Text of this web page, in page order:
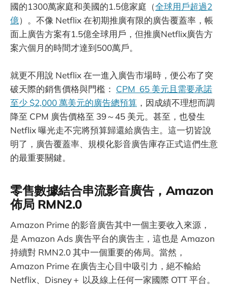
國的1300萬家庭和美國的1.5億家庭（全球用戶超過2
億）。不像 Netflix 在初期推廣有限的廣告覆蓋率，帳
面上廣告方案有1.5億全球用戶，但推廣Netflix廣告方
案六個月的時間才達到500萬戶。
就更不用說 Netflix 在一進入廣告市場時，便公布了突
破天際的銷售價格與門檻： CPM 65 美元且需要承諾
至少 $2,000 萬美元的廣告總預算 ，因成績不理想而調
降至 CPM 廣告價格至 39～45 美元。甚至，也發生
Netflix 曝光走不完將預算歸還給廣告主。這一切皆說
明了，廣告覆蓋率、規模化影音廣告庫存正式這們生意
的最重要關鍵。
零售數據結合串流影音廣告，Amazon
佈局 RMN2.0
Amazon Prime 的影音廣告其中一個主要收入來源，
是 Amazon Ads 廣告平台的廣告主，這也是 Amazon
持續對 RMN2.0 其中一個重要的佈局。當然，
Amazon Prime 在廣告主心目中吸引力，絕不輸給
Netflix、Disney＋ 以及線上任何一家國際 OTT 平台。